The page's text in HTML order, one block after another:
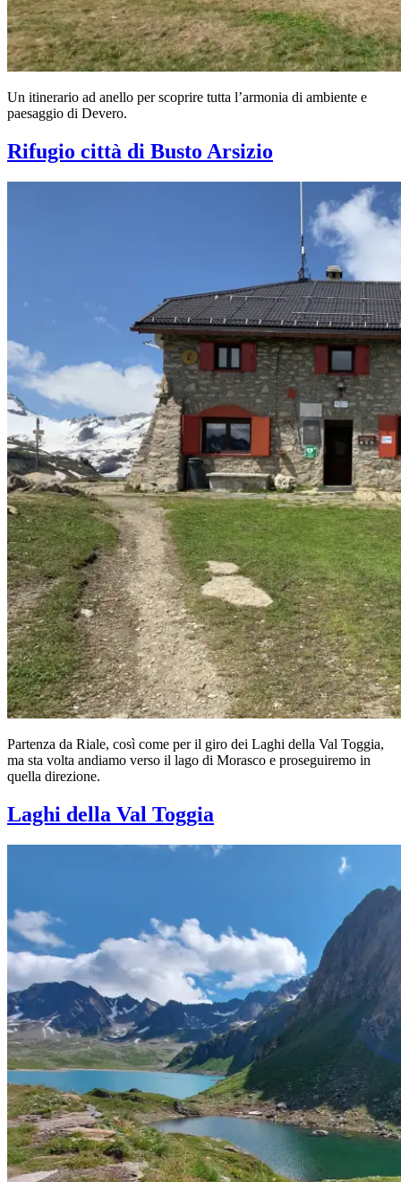
Un itinerario ad anello per scoprire tutta l’armonia di ambiente e
paesaggio di Devero.
Rifugio città di Busto Arsizio
Partenza da Riale, così come per il giro dei Laghi della Val Toggia,
ma sta volta andiamo verso il lago di Morasco e proseguiremo in
quella direzione.
Laghi della Val Toggia